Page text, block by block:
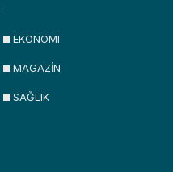
EKONOMI
MAGAZİN
SAĞLIK